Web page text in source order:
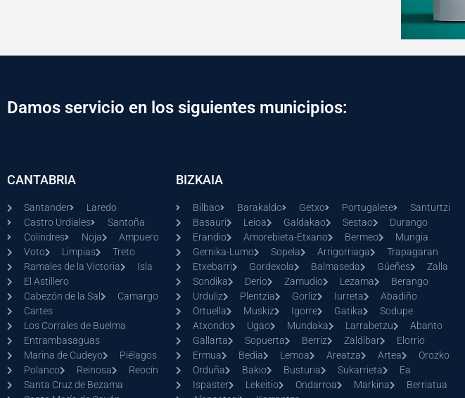
Damos servicio en los siguientes municipios:
CANTABRIA
Santander
Laredo
Castro Urdiales
Santoña
Colindres
Noja
Ampuero
Voto
Limpias
Treto
Ramales de la Victoria
Isla
El Astillero
Cabezón de la Sal
Camargo
Cartes
Los Corrales de Buelma
Entrambasaguas
Marina de Cudeyo
Piélagos
Polanco
Reinosa
Reocín
Santa Cruz de Bezama
BIZKAIA
Bilbao Barakaldo Getxo Portugalete
Santurtzi
Basauri
Leioa Galdakao Sestao
Durango
Erandio
Amorebieta-Etxano Bermeo
Mungia
Gernika-Lumo
Sopela Arrigorriaga
Trapagaran
Etxebarri
Gordexola Balmaseda Gúeñes
Zalla
Sondika
Derio Zamudio Lezama
Berango
Urduliz
Plentzia Gorliz Iurreta
Abadiño
Ortuella
Muskiz Igorre Gatika
Sodupe
Atxondo
Ugao Mundaka Larrabetzu
Abanto
Gallarta
Sopuerta Berriz Zaldibar
Elorrio
Ermua
Bedia Lemoa Areatza Artea
Orozko
Orduña
Bakio Busturia Sukarrieta
Ea
Ispaster
Lekeitio Ondarroa Markina
Berriatua